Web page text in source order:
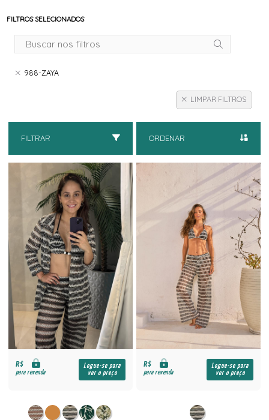
FILTROS SELECIONADOS
988-ZAYA
LIMPAR FILTROS
FILTRAR ORDENAR
R$
para revenda
Logue-se para
ver o preço
R$
para revenda
Logue-se para
ver o preço